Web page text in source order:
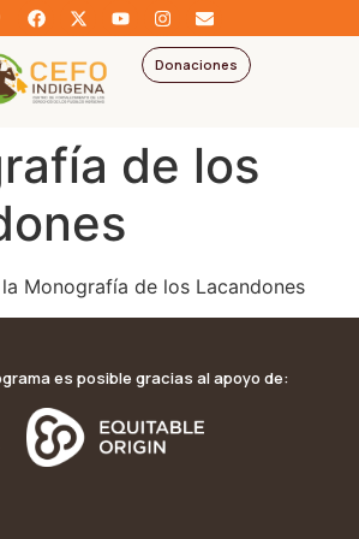
Donaciones
de los
Monografía de los Lacandones
es posible gracias al apoyo de: